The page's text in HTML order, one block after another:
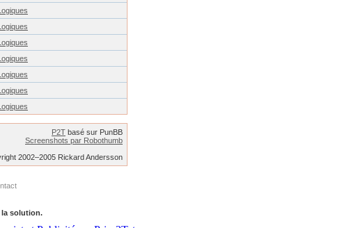
P2T basé sur PunBB
Screenshots par Robothumb
2002–2005 Rickard Andersson
la solution.